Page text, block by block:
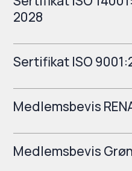
2028
Sertifikat ISO
Medlemsbevis
Medlemsbevis